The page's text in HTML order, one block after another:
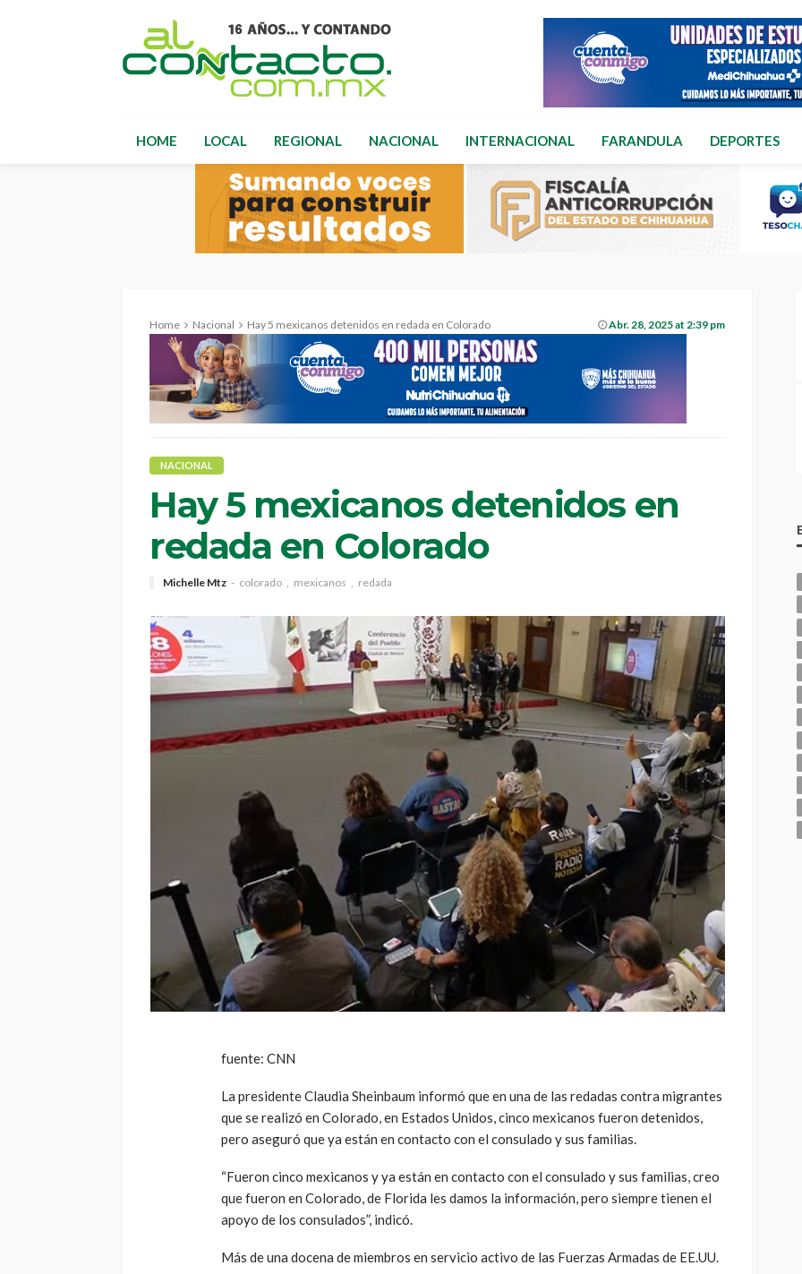
HOME LOCAL REGIONAL NACIONAL INTERNACIONAL FARANDULA DEPORTES
Home Nacional Hay 5 mexicanos detenidos en redada en Colorado Abr. 28, 2025 at 2:39 pm
NACIONAL
Hay 5 mexicanos detenidos en
redada en Colorado
Michelle Mtz colorado mexicanos redada
fuente: CNN
La presidente Claudia Sheinbaum informó que en una de las redadas contra migrantes
que se realizó en Colorado, en Estados Unidos, cinco mexicanos fueron detenidos,
pero aseguró que ya están en contacto con el consulado y sus familias.
“Fueron cinco mexicanos y ya están en contacto con el consulado y sus familias, creo
que fueron en Colorado, de Florida les damos la información, pero siempre tienen el
apoyo de los consulados”, indicó.
Más de una docena de miembros en servicio activo de las Fuerzas Armadas de EE.UU.